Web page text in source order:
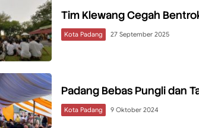
Tim Klewang Cegah
Kota Padang 27 September 2025
Padang Bebas Pungli dan
Kota Padang 9 Oktober 2024